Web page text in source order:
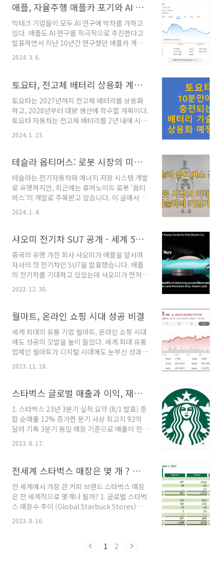
장을 이끈 주요 요인🔹 1..
다. 유튜브 쇼핑 채널 개설과 영향 유튜브는 오
는 2024년 6월 30일 유튜브 한구어판에 쇼핑 채
널을 공식 개설합니다. 한국은 유튜브가 쇼핑 채
널을 운영하는 첫 번째 국가로 삼성전자와 푸마
를 포함한 30여 개 브랜드가 참여할 예정입니
다. 유튜브 공식 쇼핑 채널은 국내에 별도 운영사
흥미롭고 유익하며 재미있는 쇼핑 경험을 제공하
기 위해 최선..
애플, 자율주행 애플카 포기와 AI 연구로 전환
빅테크 기업들이 모두 AI 연구에 박차를 가하고
있다. 애플도 AI 연구를 적극적으로 추진한다고
발표하면서 지난 10년간 연구했던 애플카 개발
을 포기한다고 밝혔다. 애플의 애플카 포기 선언
과 AI 연구 방향에 대해 자세히 살펴보자. 1. 애플
스마트폰 시장을 연 애플이 지난 10년간 연구해
온 자율주행 전기차 애플카를 포기한다고 블룸버
그 통신이 발표했다. # 관련기사 : 애플, 10년 공
들인 자율주행 전기차 애플카 개발 포기(연합뉴
스) 그동안 애플카를 연구하던 프로젝트는 '프로
젝트 타이탄'이라는 이름으로 2014년부터 진행
플카에 대해 소비자들의 기대에도 출시가 지속
지..
2024. 3. 6.
토요타, 전고체 배터리 상용화 계획: 10분 완충, 주행거리 1200km
토요타는 2027년까지 전고체 배터리를 상용화
하고, 2028년부터 대량 생산에 착수할 계획이다.
토요타 자동차는 전고체 배터리를 2년 내에 시장
리튬이온 및 리튬인산철(LFP) 배터리를 대체할
화를 가져올 것으로 기대된다. 목차 1.토요타의
전고체 배터리 특징 및 장점 2.토요타 배터리 장
착한 전기차 출시 계획 3.배터리 개발 관련 발표
현황 4. 토요타의 배터리 시장 및 전기차 시장 예
측 토요타의 전고체 배터리 특징 및 장점 토요타
자동차가 1회 충전 주행거리 750마일(1200km)
에 의하면 개발 중인 전고체 배터리는 빠..
2024. 1. 23.
테슬라 옵티머스: 로봇 시장의 미래와 테슬라의 기업가치
테슬라는 전기자동차와 에너지 저장 시스템 개발
로 유명하지만, 최근에는 휴머노이드 로봇 '옵티
머스'의 개발로 주목받고 있습니다. 이 글에서는
고 이러한 움직임이 테슬라의 미래 가치에 어떤
테슬라 옵티머스 로봇 1) 테슬라가 공개한 옵티
머스 기능 2) 옵티머스 개발 투자 및 양산 계획 3)
옵티머스 발표에 대한 전문가 의견 2. 로봇시장
전망 1) 로봇 시장 예측치 2) 테슬라 기가팩토리
공장 옵티머스 로봇 투입 3. 생성형 인공지능과
로봇의 결합 1) 생성형 AI와 로봇의 하드웨어 결
봇 테슬라의 옵티머스 로봇..
2024. 1. 4.
샤오미 전기차 SU7 공개 - 세계 5위 자동차 회사 목표
중국의 유명 가전 회사 샤오미가 애플을 앞서며
자사의 첫 전기차인 SU7을 발표했습니다. 애플
의 전기차를 기대하고 있었는데 샤오미가 먼저
전기차 시장에 진입했습니다. 목차 1. 샤오미 전
기차 개발 및 출시 예정 현황 2. 전기차 시장 경쟁
오미는 전기차 개발에 3년 이상의 연구 개발과 약
1조 8천억 원을 투자했다고 발표했습니다. 샤오
미의 SU7은 내년에 시장에 출시될 예정이며, 해
당 모델은 포르쉐와 테슬라의 전기차를 능가하는
성능을 가지고 있다고 회사 측은 주장합니다. 샤
오미의 레이쥔 회장은 이 차량을 통해 향후 15년
SU7은 한 번 충전으로 최대 800km..
2023. 12. 30.
월마트, 온라인 쇼핑 시대 성공 비결
세계 최대의 유통 기업 월마트, 온라인 쇼핑 시대
에도 성공의 깃발을 높이 들었다. 세계 최대 유통
업체인 월마트가 디지털 시대에도 눈부신 성과를
이어가는 비결을 알아보자 목차 1. 월마트 주가
사상 최고치 2. 월마트 매출, 이익 성과 3. 월마트
가 사상 최고치 월마트의 주가는 지난해 사상 최
고가를 기록했습니다. 세계 최대 ‘유통 공룡’인 미
국 월마트의 주가와 실적은 쭉쭉 오르고 있다. 주
가는 2018년 말과 비교하면 두 배 수준으로, 올
해 들어서만 17.4% 상승했다. 2. 월마트 매출, 이
익 성과 2022년 월마트 매출은 6,113억달러(약
46..
2023. 11. 18.
스타벅스 글로벌 매출과 이익, 재무 성과
1. 스타벅스 23년 3분기 실적 요약 (8/1 발표) 종
합 순매출 12% 증가한 분기 사상 최고치 92억
달러 기록 3분기 동일 매장 기준으로 매출이 전
세계적으로 10% 증가함 : 북미에서 7% 증가, 인
터내셔널 24% 증가 3분기 GAAP EPS 0.99달
대치를 초과 3분기 활성화된 미국 스타벅스® 리
워드 멤버십은 전년 대비 15% 증가하여 3,140
만 명에 이름 스타벅스는 전 세계의 매장에서 작
년보다 10% 더 많은 제품을 판매. 매출의 증가는
더 많은 고객수(5% 증가)와 구매 건별 영수증 매
출 증가(4% 증가) 북미와 미국에서는 작년보다
2023. 8. 17.
전세계 스타벅스 매장은 몇 개 ? 스타벅스가 가장 많은 나라는?
전 세계에서 가장 큰 커피 브랜드 스타벅스 매장
은 전 세계적으로 몇개나 될까? 1. 글로벌 스타벅
스 매장수 추이 (Global Starbuck Stores)
다. 매년 꾸준히 매장이 증가하는 것이 보이죠?
2003 2004 2005 2006 2007 2008 2009 2010
2023. 8. 16.
1 2